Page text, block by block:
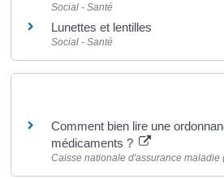
Social - Santé
Lunettes et lentilles
Social - Santé
Comment bien lire une
médicaments ?
Caisse nationale d'assurance maladie